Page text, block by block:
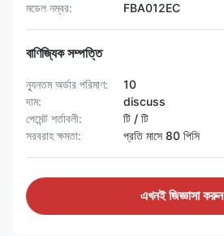
মডেল নম্বর:
FBA012EC
বাণিজ্যিক সম্পত্তি
ন্যূনতম অর্ডার পরিমাণ:
10
দাম:
discuss
পেমেন্ট শর্তাবলী:
টি / টি
সরবরাহ ক্ষমতা:
প্রতি মাসে 80 পিসি
এখনই জিজ্ঞাসা করুন